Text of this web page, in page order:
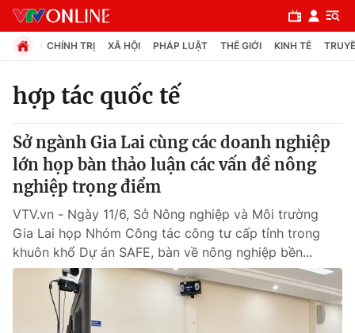
Chuyên mục
Chính trị
Pháp luật
CHÍNH TRỊ XÃ HỘI PHÁP LUẬT THẾ GIỚI KINH TẾ
hợp tác quốc tế
Sở ngành Gia Lai cùng các doanh nghiệp
lớn họp bàn thảo luận các vấn đề nông
nghiệp trọng điểm
VTV.vn - Ngày 11/6, Sở Nông nghiệp và Môi trường
Gia Lai họp Nhóm Công tác công tư cấp tỉnh trong
khuôn khổ Dự án SAFE, bàn về nông nghiệp bền...